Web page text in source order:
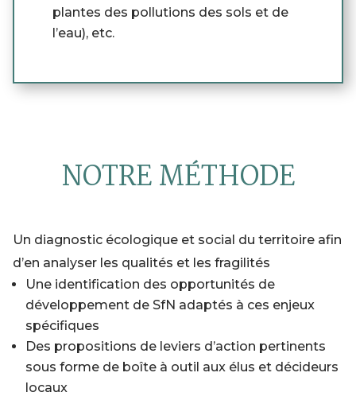
plantes des pollutions des sols et de
l’eau), etc.
NOTRE MÉTHODE
Un diagnostic écologique et social du territoire afin
d’en analyser les qualités et les fragilités
Une identification des opportunités de
développement de SfN adaptés à ces enjeux
spécifiques
Des propositions de leviers d’action pertinents
sous forme de boîte à outil aux élus et décideurs
locaux